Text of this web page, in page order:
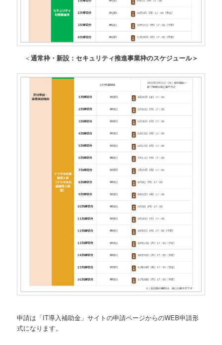
＜通常枠・新設：セキュリティ推進事業枠のスケジュール＞
申請は「IT導入補助金」サイトの申請ページからのWEB申請形
式になります。